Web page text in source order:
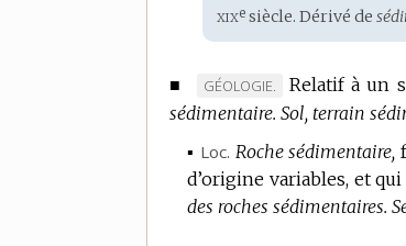
Étymologie
:
xixe siècle. Dérivé de
■
MARQUE
DE
GÉOLOGIE. Relatif à un
sédimentaire. Sol, terrain
▪ Loc. Roche sédimentaire,
d’origine variables, et
des roches sédimentaires.